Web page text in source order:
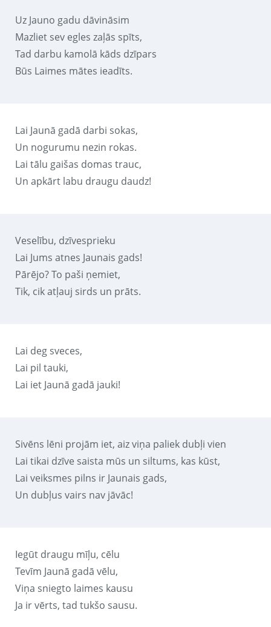
Uz Jauno gadu dāvināsim
Mazliet sev egles zaļās spīts,
Tad darbu kamolā kāds dzīpars
Būs Laimes mātes ieadīts.
Lai Jaunā gadā darbi sokas,
Un nogurumu nezin rokas.
Lai tālu gaišas domas trauc,
Un apkārt labu draugu daudz!
Veselību, dzīvesprieku
Lai Jums atnes Jaunais gads!
Pārējo? To paši ņemiet,
Tik, cik atļauj sirds un prāts.
Lai deg sveces,
Lai pil tauki,
Lai iet Jaunā gadā jauki!
Sivēns lēni projām iet, aiz viņa paliek dubļi vien
Lai tikai dzīve saista mūs un siltums, kas kūst,
Lai veiksmes pilns ir Jaunais gads,
Un dubļus vairs nav jāvāc!
Iegūt draugu mīļu, cēlu
Tevīm Jaunā gadā vēlu,
Viņa sniegto laimes kausu
Ja ir vērts, tad tukšo sausu.